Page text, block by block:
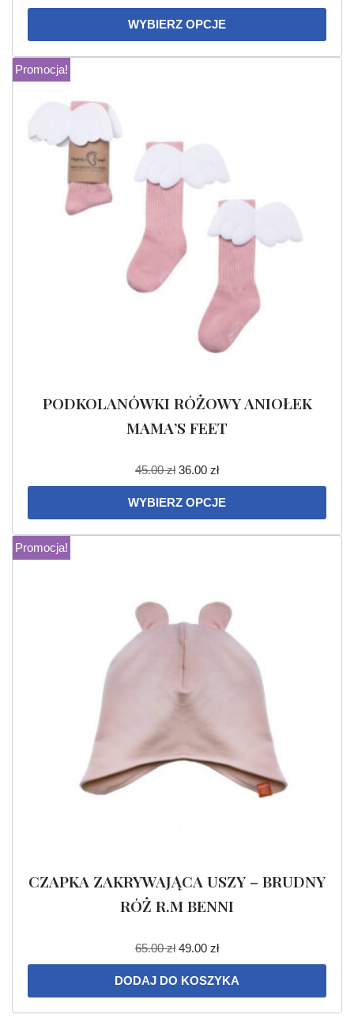
WYBIERZ OPCJE
Promocja!
PODKOLANÓWKI RÓŻOWY ANIOŁEK
MAMA’S FEET
45.00zł 36.00 zł
WYBIERZ OPCJE
Promocja!
CZAPKA ZAKRYWAJĄCA USZY – BRUDNY
RÓŻ R.M BENNI
65.00zł 49.00 zł
DODAJ DO KOSZYKA